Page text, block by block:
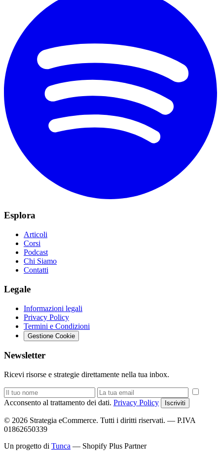
Esplora
Articoli
Corsi
Podcast
Chi Siamo
Contatti
Legale
Informazioni legali
Privacy Policy
Termini e Condizioni
Gestione Cookie
Newsletter
Ricevi risorse e strategie direttamente nella tua inbox.
Acconsento al trattamento dei dati. Privacy Policy Iscriviti
© 2026 Strategia eCommerce. Tutti i diritti riservati. — P.IVA
01862650339
Un progetto di Tunca — Shopify Plus Partner